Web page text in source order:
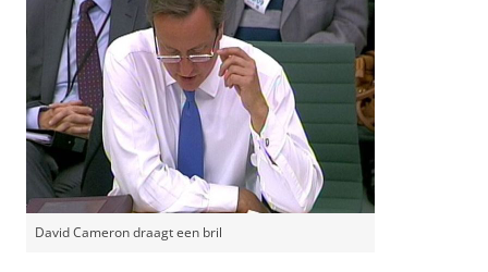
David Cameron draagt een bril